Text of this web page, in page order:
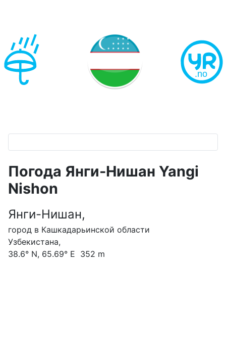
Погода Янги-Нишан Yangi
Nishon
Янги-Нишан,
город в Кашкадарьинской области
Узбекистана,
38.6° N, 65.69° E 352 m